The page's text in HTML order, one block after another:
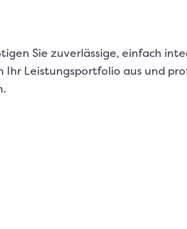
Sie zuverlässige, einfach
Ihr Leistungsportfolio aus und